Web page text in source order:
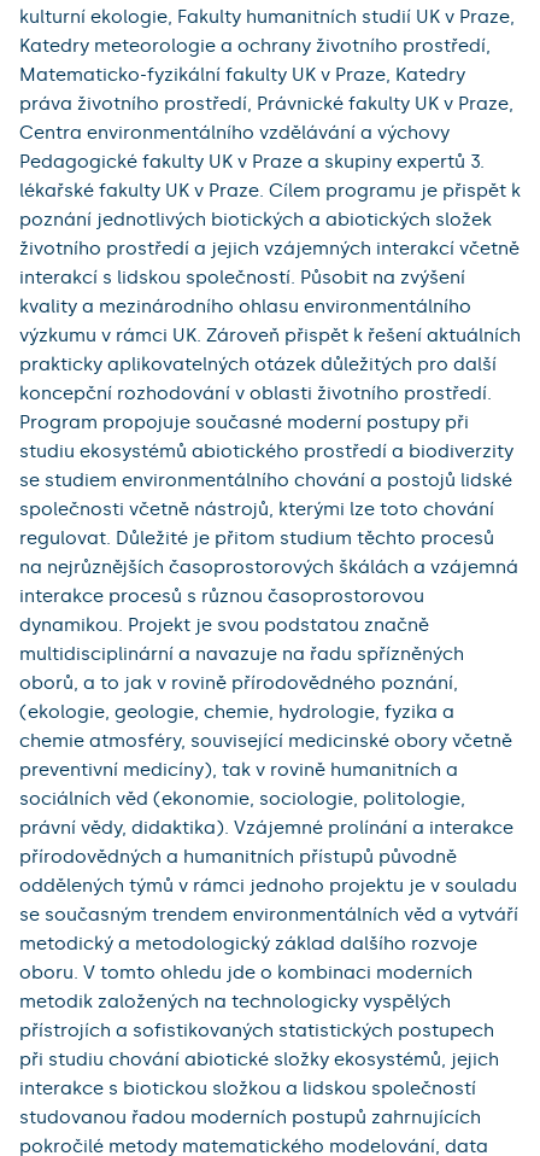
kulturní ekologie, Fakulty humanitních studií UK v Praze,
Katedry meteorologie a ochrany životního prostředí,
Matematicko-fyzikální fakulty UK v Praze, Katedry
práva životního prostředí, Právnické fakulty UK v Praze,
Centra environmentálního vzdělávání a výchovy
Pedagogické fakulty UK v Praze a skupiny expertů 3.
lékařské fakulty UK v Praze. Cílem programu je přispět k
poznání jednotlivých biotických a abiotických složek
životního prostředí a jejich vzájemných interakcí včetně
interakcí s lidskou společností. Působit na zvýšení
kvality a mezinárodního ohlasu environmentálního
výzkumu v rámci UK. Zároveň přispět k řešení aktuálních
prakticky aplikovatelných otázek důležitých pro další
koncepční rozhodování v oblasti životního prostředí.
Program propojuje současné moderní postupy při
studiu ekosystémů abiotického prostředí a biodiverzity
se studiem environmentálního chování a postojů lidské
společnosti včetně nástrojů, kterými lze toto chování
regulovat. Důležité je přitom studium těchto procesů
na nejrůznějších časoprostorových škálách a vzájemná
interakce procesů s různou časoprostorovou
dynamikou. Projekt je svou podstatou značně
multidisciplinární a navazuje na řadu spřízněných
oborů, a to jak v rovině přírodovědného poznání,
(ekologie, geologie, chemie, hydrologie, fyzika a
chemie atmosféry, související medicinské obory včetně
preventivní medicíny), tak v rovině humanitních a
sociálních věd (ekonomie, sociologie, politologie,
právní vědy, didaktika). Vzájemné prolínání a interakce
přírodovědných a humanitních přístupů původně
oddělených týmů v rámci jednoho projektu je v souladu
se současným trendem environmentálních věd a vytváří
metodický a metodologický základ dalšího rozvoje
oboru. V tomto ohledu jde o kombinaci moderních
metodik založených na technologicky vyspělých
přístrojích a sofistikovaných statistických postupech
při studiu chování abiotické složky ekosystémů, jejich
interakce s biotickou složkou a lidskou společností
studovanou řadou moderních postupů zahrnujících
pokročilé metody matematického modelování, data